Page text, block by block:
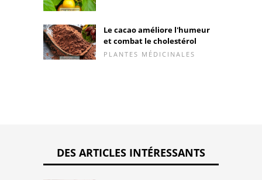
Le cacao améliore l'humeur
et combat le cholestérol
PLANTES MÉDICINALES
DES ARTICLES INTÉRESSANTS